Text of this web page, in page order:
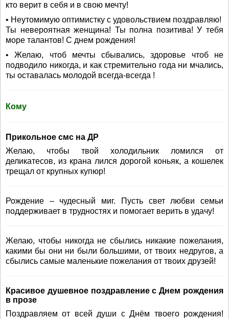
кто верит в себя и в свою мечту!
• Неутомимую оптимистку с удовольствием поздравляю!
Ты невероятная женщина! Ты полна позитива! У тебя
море талантов! С днем рождения!
• Желаю, чтоб мечты сбывались, здоровье чтоб не
подводило никогда, и как стремительно года ни мчались,
ты оставалась молодой всегда-всегда !
Кому
Прикольное смс на ДР
Желаю, чтобы твой холодильник ломился от
деликатесов, из крана лился дорогой коньяк, а кошелек
трещал от крупных купюр!
Рождение – чудесный миг. Пусть свет любви семьи
поддерживает в трудностях и помогает верить в удачу!
Желаю, чтобы никогда не сбылись никакие пожелания,
какими бы они ни были большими, от твоих недругов, а
сбылись самые маленькие пожелания от твоих друзей!
Красивое душевное поздравление с Днем рождения
в прозе
Поздравляем от всей души с Днём твоего рождения!